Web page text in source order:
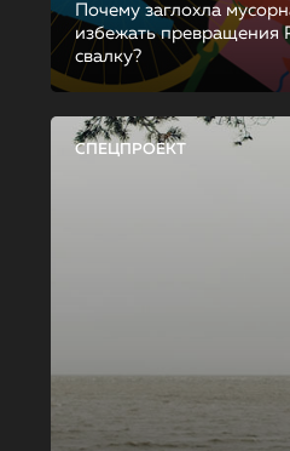
Почему заглохла
избежать превращения
свалку?
СПЕЦПРОЕКТ